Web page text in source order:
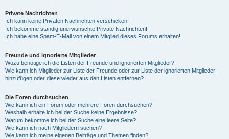
Private Nachrichten
Ich kann keine Privaten Nachrichten verschicken!
Ich bekomme ständig unerwünschte Private Nachrichten!
Ich habe eine Spam-E-Mail von einem Mitglied dieses Forums erhalten!
Freunde und ignorierte Mitglieder
Wozu benötige ich die Listen der Freunde und ignorierten Mitglieder?
Wie kann ich Mitglieder zur Liste der Freunde oder zur Liste der ignorierten Mitglieder
hinzufügen oder diese wieder aus den Listen entfernen?
Die Foren durchsuchen
Wie kann ich ein Forum oder mehrere Foren durchsuchen?
Weshalb erhalte ich bei der Suche keine Ergebnisse?
Warum bekomme ich bei der Suche eine leere Seite?
Wie kann ich nach Mitgliedern suchen?
Wie kann ich meine eigenen Beiträge und Themen finden?